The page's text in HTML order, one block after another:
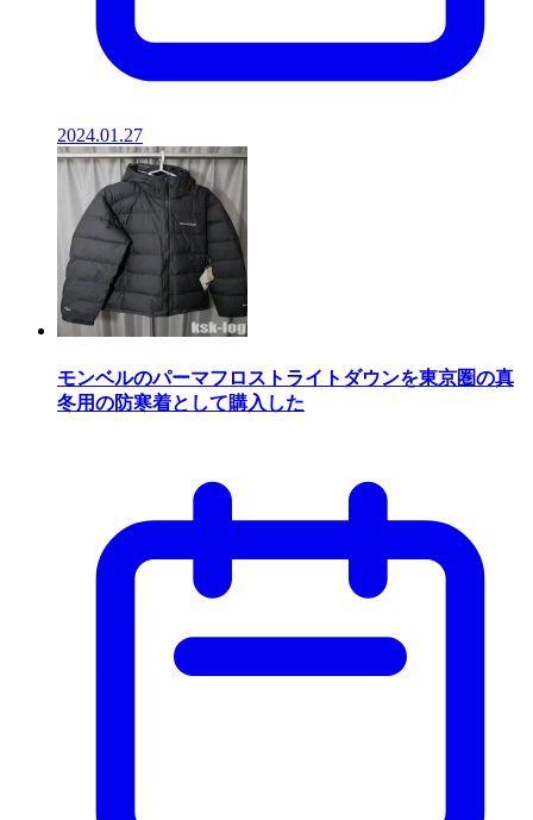
2024.01.27
モンベルのパーマフロストライトダウンを東京圏の真
冬用の防寒着として購入した